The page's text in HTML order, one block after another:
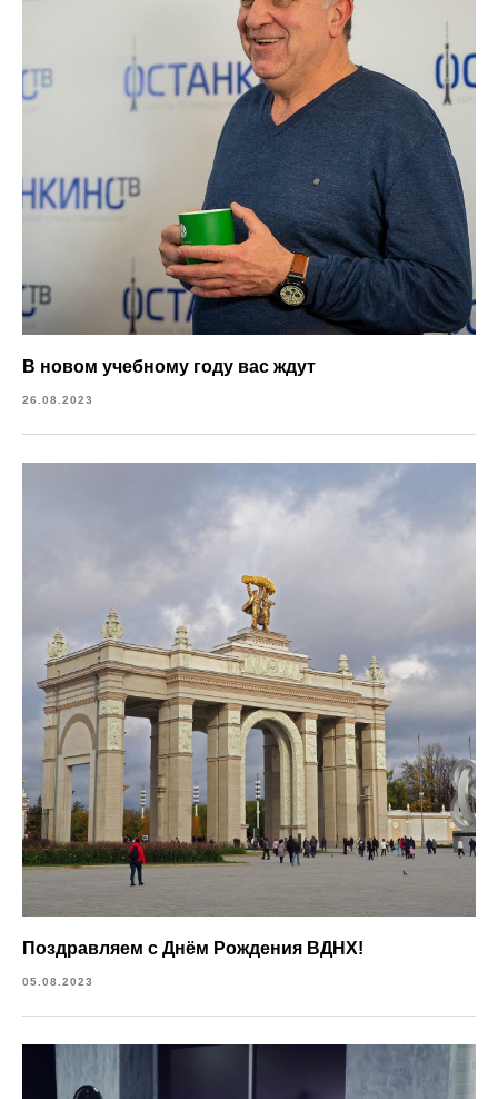
В новом учебному году вас ждут
26.08.2023
Поздравляем с Днём Рождения ВДНХ!
05.08.2023